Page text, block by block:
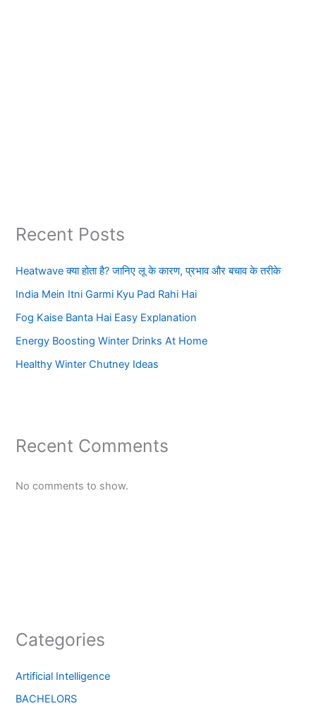
Recent Posts
Heatwave क्या होता है? जानिए लू के कारण, प्रभाव और बचाव के तरीके
India Mein Itni Garmi Kyu Pad Rahi Hai
Fog Kaise Banta Hai Easy Explanation
Energy Boosting Winter Drinks At Home
Healthy Winter Chutney Ideas
Recent Comments
No comments to show.
Categories
Artificial Intelligence
BACHELORS